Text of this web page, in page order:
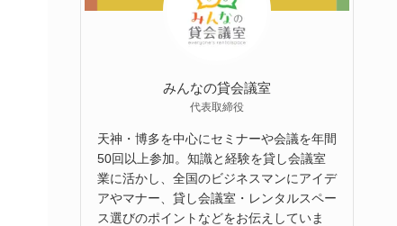
みんなの貸会議室
代表取締役
天神・博多を中心にセミナーや会議を年間
50回以上参加。知識と経験を貸し会議室
業に活かし、全国のビジネスマンにアイデ
アやマナー、貸し会議室・レンタルスペー
ス選びのポイントなどをお伝えしていま